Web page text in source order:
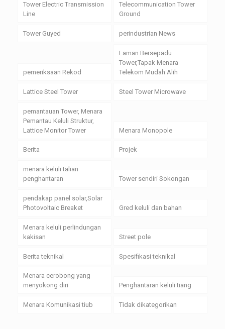
Tower Electric Transmission
Line
Telecommunication Tower
Ground
Tower Guyed perindustrian News
pemeriksaan Rekod
Laman Bersepadu
Tower,Tapak Menara
Telekom Mudah Alih
Lattice Steel Tower Steel Tower Microwave
pemantauan Tower, Menara
Pemantau Keluli Struktur,
Lattice Monitor Tower
Menara Monopole
Berita Projek
menara keluli talian
penghantaran
Tower sendiri Sokongan
pendakap panel solar,Solar
Photovoltaic Breaket
Gred keluli dan bahan
Menara keluli perlindungan
kakisan
Street pole
Berita teknikal Spesifikasi teknikal
Menara cerobong yang
menyokong diri
Penghantaran keluli tiang
Menara Komunikasi tiub Tidak dikategorikan